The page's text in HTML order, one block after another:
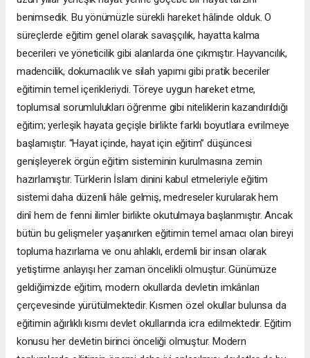
benimsedik. Bu yönümüzle sürekli hareket hâlinde olduk. O
süreçlerde eğitim genel olarak savaşçılık, hayatta kalma
becerileri ve yöneticilik gibi alanlarda öne çıkmıştır. Hayvancılık,
madencilik, dokumacılık ve silah yapımı gibi pratik beceriler
eğitimin temel içerikleriydi. Töreye uygun hareket etme,
toplumsal sorumlulukları öğrenme gibi niteliklerin kazandırıldığı
eğitim; yerleşik hayata geçişle birlikte farklı boyutlara evrilmeye
başlamıştır. “Hayat içinde, hayat için eğitim” düşüncesi
genişleyerek örgün eğitim sisteminin kurulmasına zemin
hazırlamıştır. Türklerin İslam dinini kabul etmeleriyle eğitim
sistemi daha düzenli hâle gelmiş, medreseler kurularak hem
dinî hem de fenni ilimler birlikte okutulmaya başlanmıştır. Ancak
bütün bu gelişmeler yaşanırken eğitimin temel amacı olan bireyi
topluma hazırlama ve onu ahlaklı, erdemli bir insan olarak
yetiştirme anlayışı her zaman öncelikli olmuştur. Günümüze
geldiğimizde eğitim, modern okullarda devletin imkânları
çerçevesinde yürütülmektedir. Kısmen özel okullar bulunsa da
eğitimin ağırlıklı kısmı devlet okullarında icra edilmektedir. Eğitim
konusu her devletin birinci önceliği olmuştur. Modern